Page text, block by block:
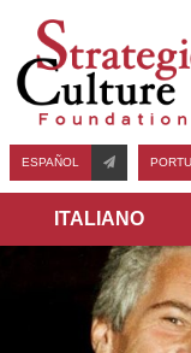
ESPAÑOL
ITALIANO